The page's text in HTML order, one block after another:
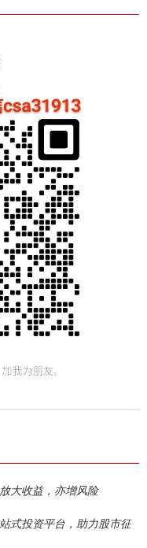
大收益，亦增风险
式投资平台，助力股市征